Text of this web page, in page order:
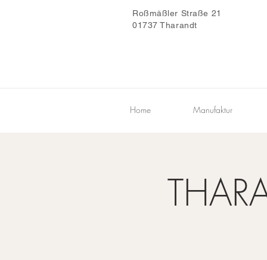
Roßmäßler Straße 21
01737 Tharandt
Home Manufaktur